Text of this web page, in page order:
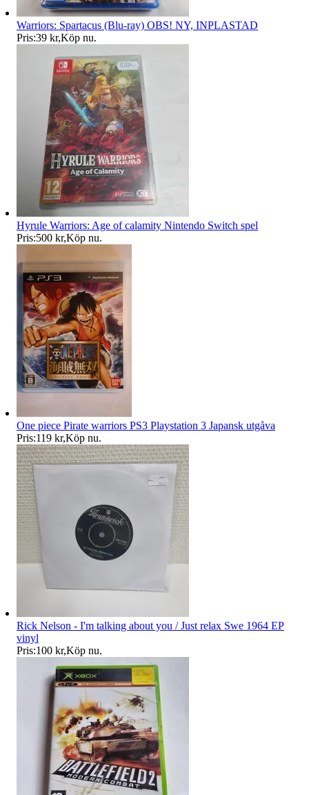
Warriors: Spartacus (Blu-ray) OBS! NY, INPLASTAD
Pris:39 kr,Köp nu.
Hyrule Warriors: Age of calamity Nintendo Switch spel
Pris:500 kr,Köp nu.
One piece Pirate warriors PS3 Playstation 3 Japansk utgåva
Pris:119 kr,Köp nu.
Rick Nelson - I'm talking about you / Just relax Swe 1964 EP
vinyl
Pris:100 kr,Köp nu.